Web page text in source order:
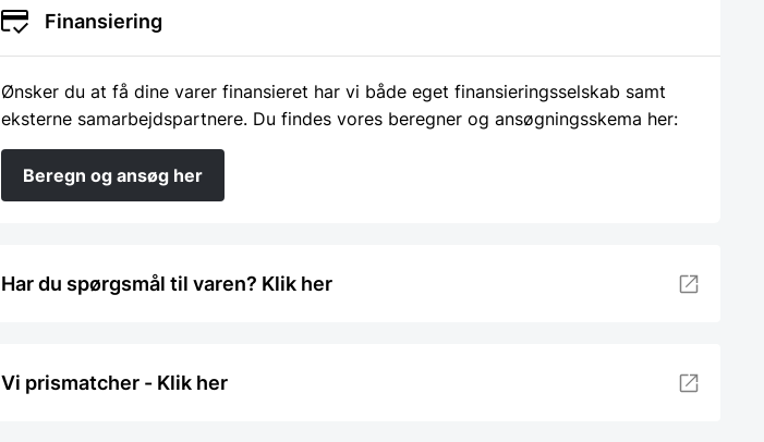
Finansiering
Ønsker du at få dine varer finansieret har vi både eget finansieringsselskab samt
eksterne samarbejdspartnere. Du findes vores beregner og ansøgningsskema her:
Beregn og ansøg her
Har du spørgsmål til varen? Klik her
Vi prismatcher - Klik her